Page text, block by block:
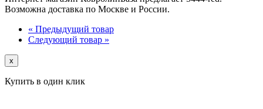
Возможна доставка по Москве и России.
« Предыдущий товар
Следующий товар »
x
Купить в один клик